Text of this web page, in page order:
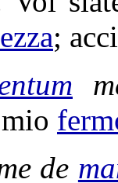
;
de